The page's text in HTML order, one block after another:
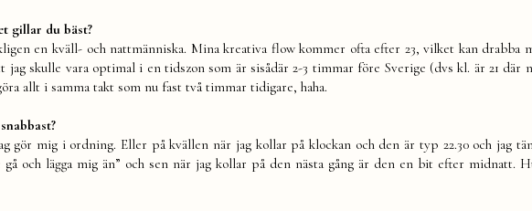
gillar du bäst?
en kväll- och nattmänniska. Mina kreativa flow kommer ofta efter 23, vilket kan drabba
jag skulle vara optimal i en tidszon som är sisådär 2-3 timmar före Sverige (dvs kl. är 21 där
allt i samma takt som nu fast två timmar tidigare, haha.
gör mig i ordning. Eller på kvällen när jag kollar på klockan och den är typ 22.30 och jag
gå och lägga mig än” och sen när jag kollar på den nästa gång är den en bit efter midnatt.